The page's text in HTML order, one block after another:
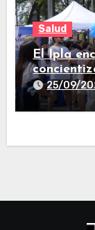
Salud
El Ipla
25/09/